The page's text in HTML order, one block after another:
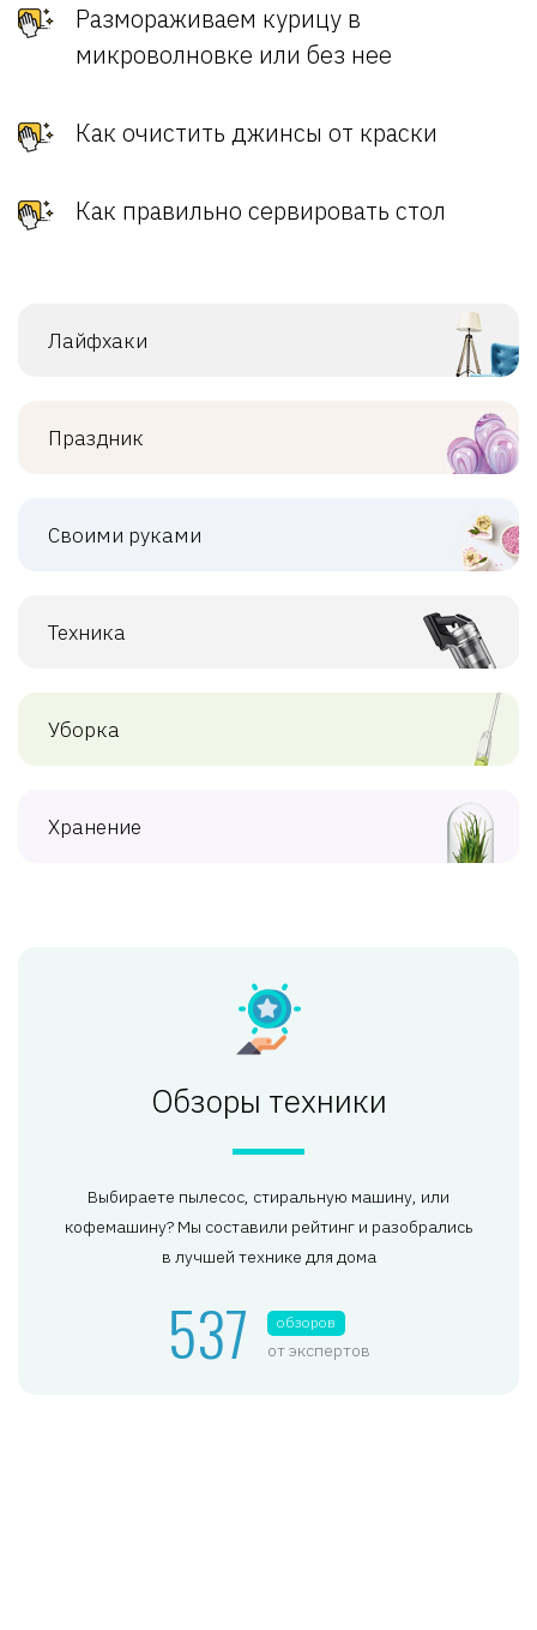
Размораживаем курицу в
микроволновке или без нее
Как очистить джинсы от краски
Как правильно сервировать стол
Лайфхаки
Праздник
Своими руками
Техника
Уборка
Хранение
Обзоры техники
Выбираете пылесос, стиральную машину, или
кофемашину? Мы составили рейтинг и разобрались
в лучшей технике для дома
537 обзоров
от экспертов